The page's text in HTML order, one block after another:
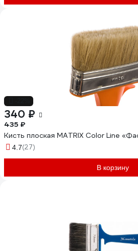
340 ₽
435 ₽
Кисть плоская MATRIX Color Line
4.7(27)
В корзину